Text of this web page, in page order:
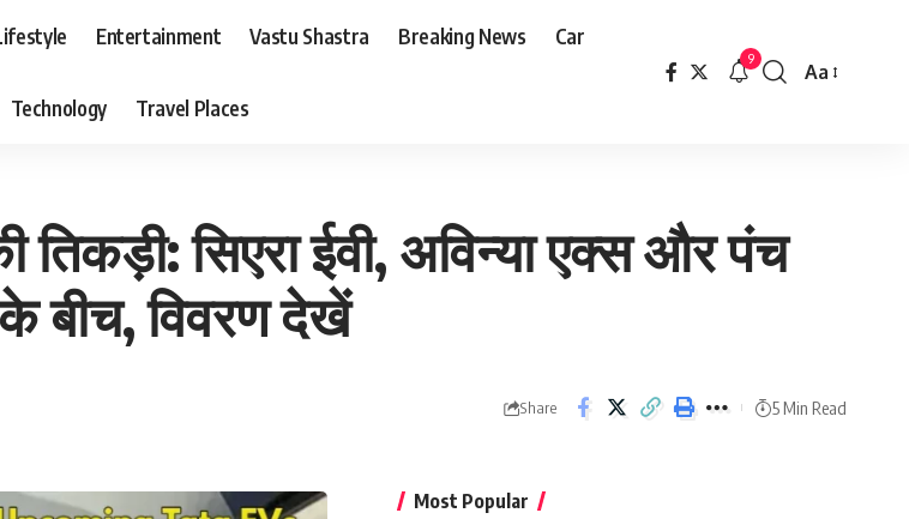
Entertainment Vastu Shastra Breaking News Car
Technology Travel Places
9
Font
Aa
तिकड़ी: सिएरा ईवी, अविन्या एक्स और पंच
बीच, विवरण देखें
Share 5 Min Read
Most Popular